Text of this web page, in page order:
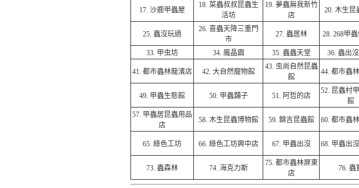
17. 沙鹿甲蟲屋
18. 菜蟲叔叔昆蟲生
活坊
19. 夢蟲無我新竹
店
20. 木生昆
25. 蟲沒玩過
26. 喜蟲天降三重門
市
27. 蟲居林 28. 268甲
33. 甲虫坊 34. 魔晶園 35. 蟲蟲天堂 36. 蟲出
41. 都市蟲林龍濱店 42. 大自然寵物館
43. 虫尚自然昆蟲
館
44. 都市蟲
49. 甲蟲生態館 50. 甲蟲舖子 51. 阿哲的店
52. 昆蟲村
館
57. 甲蟲居昆蟲用品
店
58. 木生昆蟲博物館 59. 錦吉昆蟲館 60. 都市蟲
65. 綠色工坊 66. 綠色工坊興中店 67. 甲蟲出沒 68. 甲蟲出
73. 蟲森林 74. 海克力斯
75. 都市蟲林屏東
店
76. 蟲